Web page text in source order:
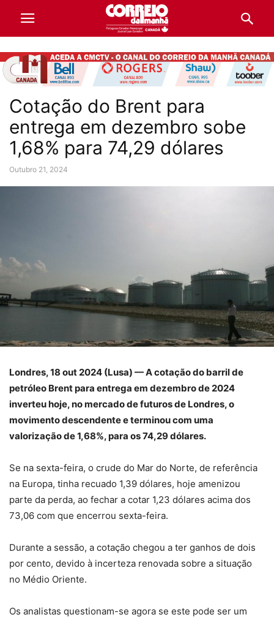
Cotação do Brent para
entrega em dezembro sobe
1,68% para 74,29 dólares
Outubro 21, 2024
Londres, 18 out 2024 (Lusa) — A cotação do barril de
petróleo Brent para entrega em dezembro de 2024
inverteu hoje, no mercado de futuros de Londres, o
movimento descendente e terminou com uma
valorização de 1,68%, para os 74,29 dólares.
Se na sexta-feira, o crude do Mar do Norte, de referência
na Europa, tinha recuado 1,39 dólares, hoje amenizou
parte da perda, ao fechar a cotar 1,23 dólares acima dos
73,06 com que encerrou sexta-feira.
Durante a sessão, a cotação chegou a ter ganhos de dois
por cento, devido à incerteza renovada sobre a situação
no Médio Oriente.
Os analistas questionam-se agora se este pode ser um